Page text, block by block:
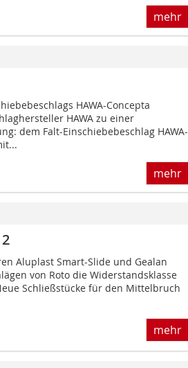
mehr
HAWA-Concepta
HAWA zu einer
dem Falt-Einschiebebeschlag HAWA-
mehr
Aluplast Smart-Slide und Gealan
von Roto die Widerstandsklasse
Schließstücke für den Mittelbruch
mehr